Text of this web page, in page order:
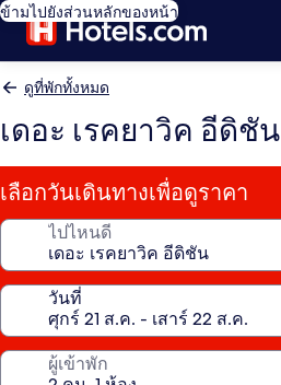
ข้ามไปยังส่วนหลักของหน้า
ดูที่พักทั้งหมด
เดอะ เรคยาวิค อีดิชัน
เลือกวันเดินทางเพื่อดูราคา
ไปไหนดี
วันที่
ผู้เข้าพัก